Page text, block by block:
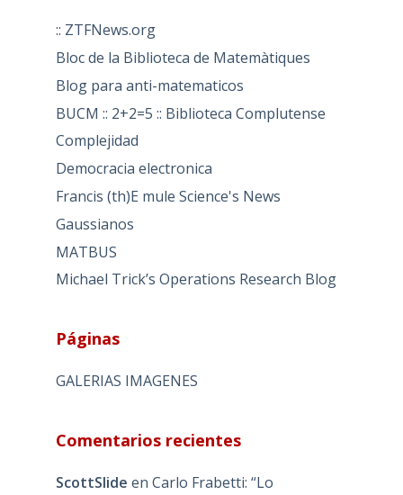
:: ZTFNews.org
Bloc de la Biblioteca de Matemàtiques
Blog para anti-matematicos
BUCM :: 2+2=5 :: Biblioteca Complutense
Complejidad
Democracia electronica
Francis (th)E mule Science's News
Gaussianos
MATBUS
Michael Trick’s Operations Research Blog
Páginas
GALERIAS IMAGENES
Comentarios recientes
ScottSlide en Carlo Frabetti: “Lo